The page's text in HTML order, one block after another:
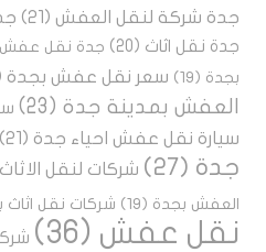
جدة شركة لنقل العفش (21)
جدة نقل اثاث (20) جدة نقل عفش
بجدة (19) سعر نقل عفش بجدة
العفش بمدينة جدة (23)
سيارة نقل عفش احياء جدة (21)
جدة (27) شركات لنقل
العفش بجدة (19) شركات نقل اثاث
نقل عفش (36)